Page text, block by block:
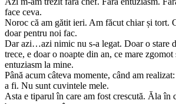
face ceva.
Noroc că am gătit ieri. Am făcut chiar și tort.
doar pentru noi fac.
Dar azi…azi nimic nu s-a legat. Doar o stare
trece, e doar o noapte din an, ce mare
entuziasm la mine.
Până acum câteva momente, când am
a fi. Nu sunt cuvintele mele.
Asta e tiparul în care am fost crescută. Ăla în